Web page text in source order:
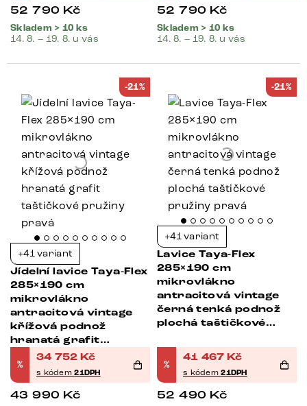
52 790 Kč
Skladem > 10 ks
14. 8. – 19. 8. u vás
52 790 Kč
Skladem > 10 ks
14. 8. – 19. 8. u vás
-21%
+41 variant
Jídelní lavice Taya-Flex
285×190 cm
mikrovlákno
antracitová vintage
křížová podnož
hranatá grafit
taštičkové pružiny
pravá
%
34 752 Kč
s kódem21DPH
43 990 Kč
-21%
+41 variant
Lavice Taya-Flex
285×190 cm
mikrovlákno
antracitová vintage
černá tenká podnož
plochá taštičkové
%
41 467 Kč
s kódem21DPH
52 490 Kč